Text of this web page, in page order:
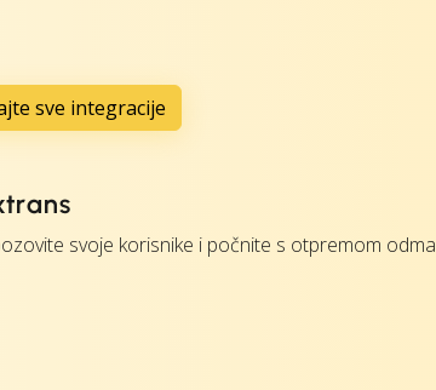
sve integracije
svoje korisnike i počnite s otpremom